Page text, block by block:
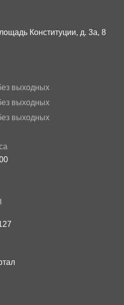
Конституции, д. 3а, 8
выходных
выходных
выходных